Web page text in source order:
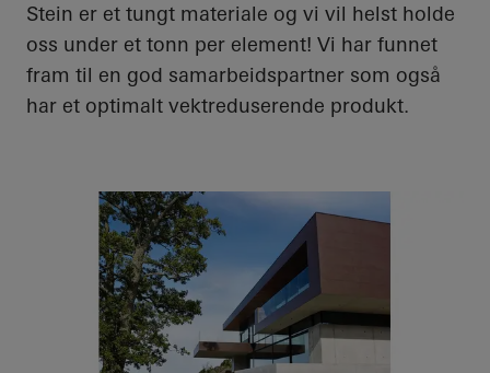
Stein er et tungt materiale og vi vil helst holde
oss under et tonn per element! Vi har funnet
fram til en god samarbeidspartner som også
har et optimalt vektreduserende produkt.